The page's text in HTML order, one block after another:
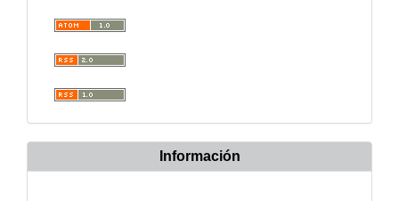
Información